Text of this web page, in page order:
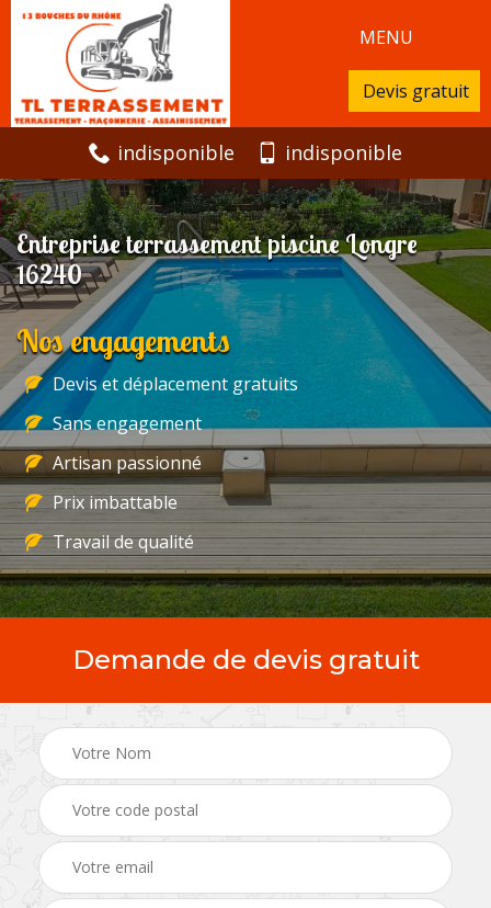
MENU
Devis gratuit
indisponible indisponible
Entreprise terrassement piscine Longre
16240
Nos engagements
Devis et déplacement gratuits
Sans engagement
Artisan passionné
Prix imbattable
Travail de qualité
Demande de devis gratuit